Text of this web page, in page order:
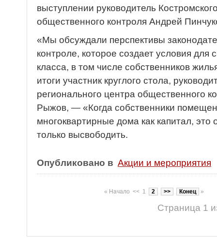
выступлении руководитель
общественного контроля Андрей
«Мы обсуждали перспективы
контроле, которое создает условия для
класса, в том числе собственников
итоги участник круглого стола,
регионального центра общественного
Рыжов, — «Когда собственники
многоквартирные дома как капитал,
только высвободить.
Опубликовано в Акции и мероприятия
« Начало << 1 2 >> Конец »
Страница 1